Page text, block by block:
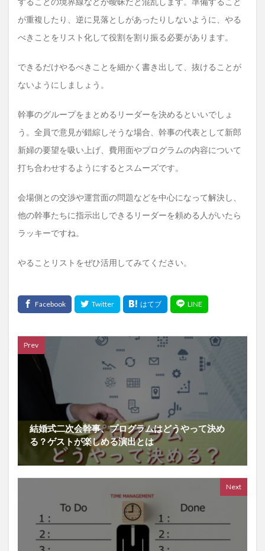
が重複したり、逆に見落としがあったりしないように、やる
べきことをリスト化して役割を割り振る必要があります。
できるだけやるべきことを細かく書き出して、抜けることが
ないようにしましょう。
幹事のグループをまとめるリーダーを決めるといいでしょ
う。全員で意見が錯綜しそうな場合、幹事の代表として新郎
新婦の要望を吸い上げ、費用面やプログラムの内容について
打ち合わせするようにするとスムーズです。
会場側との交渉や運営面の問題などを中心になって解決し、
他の幹事たちに指示出しできるリーダーを頼める人がいたら
ラッキーですね。
やることリストをぜひ活用してみてください。
Prev
結婚式二次会幹事、プログラムはどうやって決め
る？ゲストが楽しめる演出とは
Next